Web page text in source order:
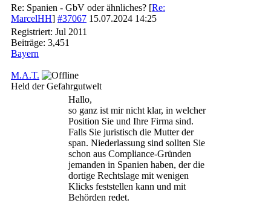
Re: Spanien - GbV oder ähnliches? [Re:
MarcelHH] #37067 15.07.2024 14:25
Registriert: Jul 2011
Beiträge: 3,451
Bayern
M.A.T.
Held der Gefahrgutwelt
Hallo,
so ganz ist mir nicht klar, in welcher
Position Sie und Ihre Firma sind.
Falls Sie juristisch die Mutter der
span. Niederlassung sind sollten Sie
schon aus Compliance-Gründen
jemanden in Spanien haben, der die
dortige Rechtslage mit wenigen
Klicks feststellen kann und mit
Behörden redet.